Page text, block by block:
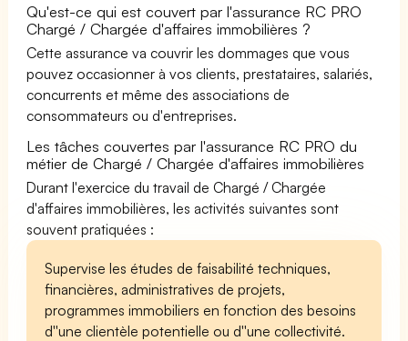
Qu'est-ce qui est couvert par l'assurance RC PRO
Chargé / Chargée d'affaires immobilières ?
Cette assurance va couvrir les dommages que vous
pouvez occasionner à vos clients, prestataires, salariés,
concurrents et même des associations de
consommateurs ou d'entreprises.
Les tâches couvertes par l'assurance RC PRO du
métier de Chargé / Chargée d'affaires immobilières
Durant l'exercice du travail de Chargé / Chargée
d'affaires immobilières, les activités suivantes sont
souvent pratiquées :
Supervise les études de faisabilité techniques,
financières, administratives de projets,
programmes immobiliers en fonction des besoins
d''une clientèle potentielle ou d''une collectivité.